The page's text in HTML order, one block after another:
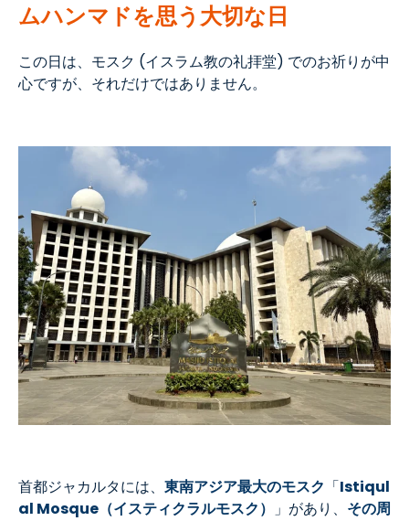
ムハンマドを思う大切な日
この日は、モスク (イスラム教の礼拝堂) でのお祈りが中
心ですが、それだけではありません。
首都ジャカルタには、 東南アジア最大のモスク 「Istiqul
al Mosque（イスティクラルモスク） 」があり、 その周